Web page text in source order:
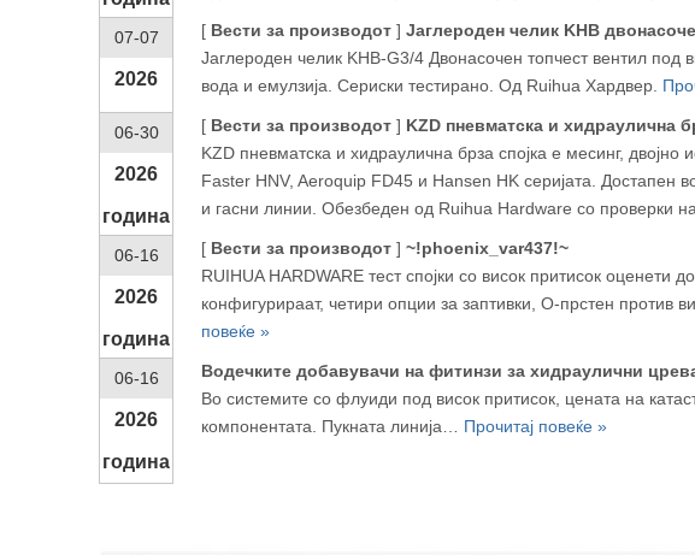
07-07
2026
[ Вести за производот ] Јаглероден челик KHB
Јаглероден челик KHB-G3/4 Двонасочен топчест вентил
вода и емулзија. Сериски тестирано. Од Ruihua Хардвер.
06-30
2026
година
[ Вести за производот ] KZD пневматска и хидраулична
KZD пневматска и хидраулична брза спојка е месинг,
Faster HNV, Aeroquip FD45 и Hansen HK серијата. Достапен
и гасни линии. Обезбеден од Ruihua Hardware со проверки
06-16
2026
година
[ Вести за производот ] ~!phoenix_var437!~
RUIHUA HARDWARE тест спојки со висок притисок
конфигурираат, четири опции за заптивки, О-прстен против
повеќе »
06-16
2026
година
Водечките добавувачи на фитинзи за хидраулични
Во системите со флуиди под висок притисок, цената на
компонентата. Пукната линија… Прочитај повеќе »